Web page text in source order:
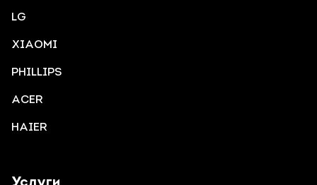
LG
XIAOMI
PHILLIPS
ACER
HAIER